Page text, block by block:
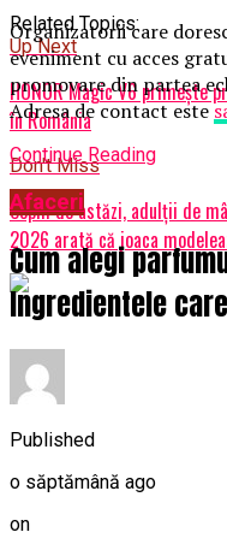
Related Topics:
Up Next
HONOR Magic V6 primește
în România
Don't Miss
Copiii de astăzi, adulții de
2026 arată că joaca
Organizatorii care
eveniment cu acces
promovare din partea
Adresa de contact este
Continue Reading
Afaceri
Cum alegi
Ingredientele
Published
o săptămână ago
on